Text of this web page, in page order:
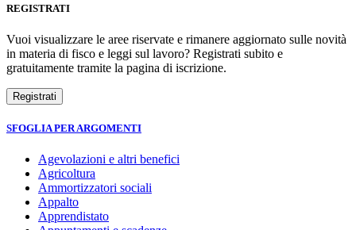
REGISTRATI
Vuoi visualizzare le aree riservate e rimanere aggiornato sulle novità
in materia di fisco e leggi sul lavoro? Registrati subito e
gratuitamente tramite la pagina di iscrizione.
SFOGLIA PER ARGOMENTI
Agevolazioni e altri benefici
Agricoltura
Ammortizzatori sociali
Appalto
Apprendistato